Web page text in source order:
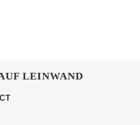
LEINWAND